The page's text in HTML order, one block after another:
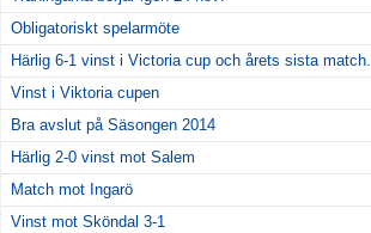
Obligatoriskt spelarmöte
Härlig 6-1 vinst i Victoria cup och årets sista match.
Vinst i Viktoria cupen
Bra avslut på Säsongen 2014
Härlig 2-0 vinst mot Salem
Match mot Ingarö
Vinst mot Sköndal 3-1